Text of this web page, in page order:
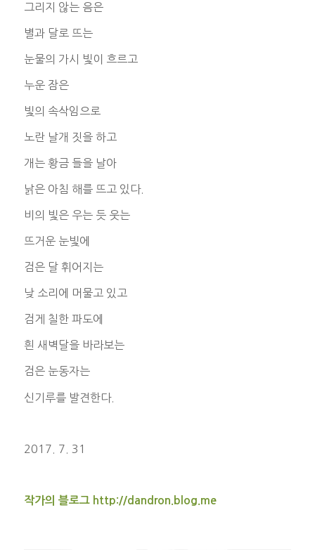
그리지 않는 음은
별과 달로 뜨는
눈물의 가시 빛이 흐르고
누운 잠은
빛의 속삭임으로
노란 날개 짓을 하고
개는 황금 들을 날아
낡은 아침 해를 뜨고 있다.
비의 빛은 우는 듯 웃는
뜨거운 눈빛에
검은 달 휘어지는
낮 소리에 머물고 있고
검게 칠한 파도에
흰 새벽달을 바라보는
검은 눈동자는
신기루를 발견한다.
2017. 7. 31
작가의 블로그 http://dandron.blog.me